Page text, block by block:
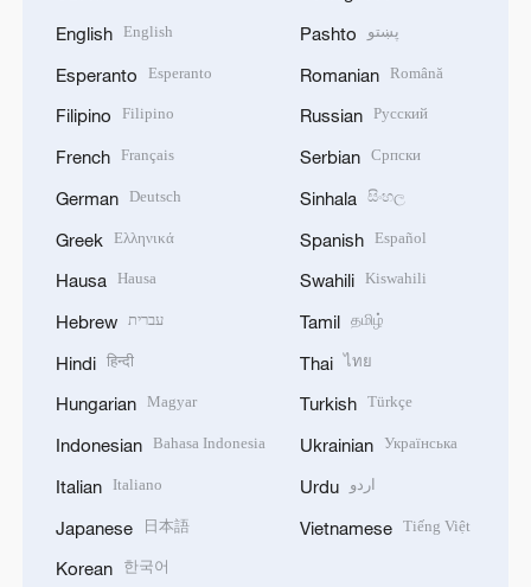
English English
Esperanto Esperanto
Filipino Filipino
French Français
German Deutsch
Greek Ελληνικά
Hausa Hausa
Hebrew עברית
Hindi हिन्दी
Hungarian Magyar
Indonesian Bahasa Indonesia
Italian Italiano
Japanese 日本語
Korean 한국어
Pashto پښتو
Romanian Română
Russian Русский
Serbian Српски
Sinhala සිංහල
Spanish Español
Swahili Kiswahili
Tamil தமிழ்
Thai ไทย
Turkish Türkçe
Ukrainian Українська
Urdu اردو
Vietnamese Tiếng Việt